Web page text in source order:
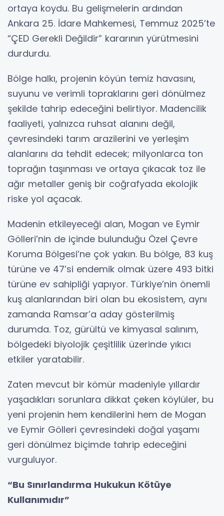
ortaya koydu. Bu gelişmelerin ardından
Ankara 25. İdare Mahkemesi, Temmuz 2025’te
“ÇED Gerekli Değildir” kararının yürütmesini
durdurdu.
Bölge halkı, projenin köyün temiz havasını,
suyunu ve verimli topraklarını geri dönülmez
şekilde tahrip edeceğini belirtiyor. Madencilik
faaliyeti, yalnızca ruhsat alanını değil,
çevresindeki tarım arazilerini ve yerleşim
alanlarını da tehdit edecek; milyonlarca ton
toprağın taşınması ve ortaya çıkacak toz ile
ağır metaller geniş bir coğrafyada ekolojik
riske yol açacak.
Madenin etkileyeceği alan, Mogan ve Eymir
Gölleri’nin de içinde bulunduğu Özel Çevre
Koruma Bölgesi’ne çok yakın. Bu bölge, 83 kuş
türüne ve 47’si endemik olmak üzere 493 bitki
türüne ev sahipliği yapıyor. Türkiye’nin önemli
kuş alanlarından biri olan bu ekosistem, aynı
zamanda Ramsar’a aday gösterilmiş
durumda. Toz, gürültü ve kimyasal salınım,
bölgedeki biyolojik çeşitlilik üzerinde yıkıcı
etkiler yaratabilir.
Zaten mevcut bir kömür madeniyle yıllardır
yaşadıkları sorunlara dikkat çeken köylüler, bu
yeni projenin hem kendilerini hem de Mogan
ve Eymir Gölleri çevresindeki doğal yaşamı
geri dönülmez biçimde tahrip edeceğini
vurguluyor.
“Bu Sınırlandırma Hukukun Kötüye
Kullanımıdır”